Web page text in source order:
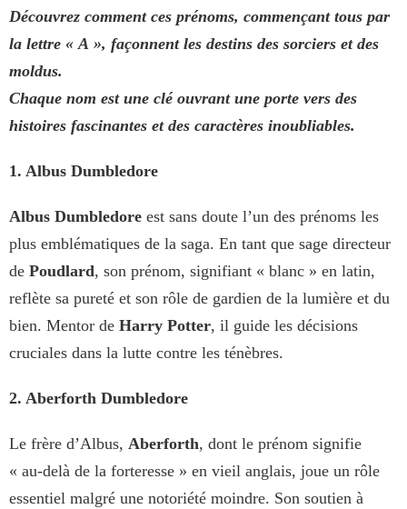
Découvrez comment ces prénoms, commençant tous par
la lettre « A », façonnent les destins des sorciers et des
moldus.
Chaque nom est une clé ouvrant une porte vers des
histoires fascinantes et des caractères inoubliables.
1. Albus Dumbledore
Albus Dumbledore est sans doute l’un des prénoms les
plus emblématiques de la saga. En tant que sage directeur
de Poudlard, son prénom, signifiant « blanc » en latin,
reflète sa pureté et son rôle de gardien de la lumière et du
bien. Mentor de Harry Potter, il guide les décisions
cruciales dans la lutte contre les ténèbres.
2. Aberforth Dumbledore
Le frère d’Albus, Aberforth, dont le prénom signifie
« au-delà de la forteresse » en vieil anglais, joue un rôle
essentiel malgré une notoriété moindre. Son soutien à